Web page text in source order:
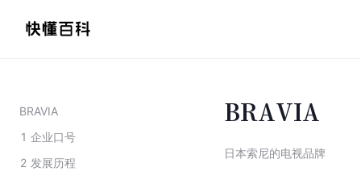
BRAVIA
1 企业口号
2 发展历程
BRAVIA
日本索尼的电视品牌